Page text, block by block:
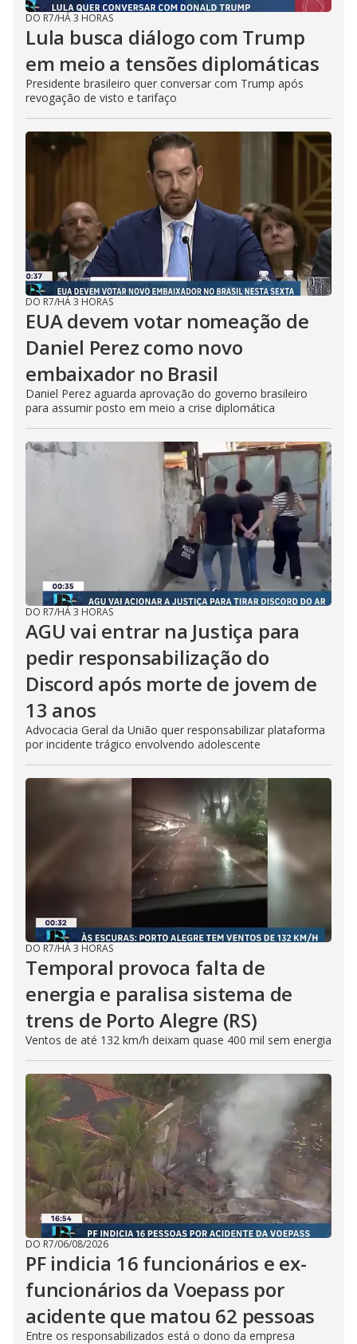
DO R7/HÁ 3 HORAS
Lula busca diálogo com Trump
em meio a tensões diplomáticas
Presidente brasileiro quer conversar com Trump após
revogação de visto e tarifaço
DO R7/HÁ 3 HORAS
EUA devem votar nomeação de
Daniel Perez como novo
embaixador no Brasil
Daniel Perez aguarda aprovação do governo brasileiro
para assumir posto em meio a crise diplomática
DO R7/HÁ 3 HORAS
AGU vai entrar na Justiça para
pedir responsabilização do
Discord após morte de jovem de
13 anos
Advocacia Geral da União quer responsabilizar plataforma
por incidente trágico envolvendo adolescente
DO R7/HÁ 3 HORAS
Temporal provoca falta de
energia e paralisa sistema de
trens de Porto Alegre (RS)
Ventos de até 132 km/h deixam quase 400 mil sem energia
DO R7/06/08/2026
PF indicia 16 funcionários e ex-
funcionários da Voepass por
acidente que matou 62 pessoas
Entre os responsabilizados está o dono da empresa